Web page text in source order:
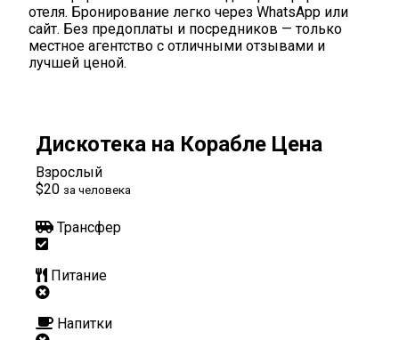
отеля. Бронирование легко через WhatsApp или
сайт. Без предоплаты и посредников — только
местное агентство с отличными отзывами и
лучшей ценой.
Дискотека на Корабле Цена
Взрослый
$20 за человека
Трансфер
Питание
Напитки